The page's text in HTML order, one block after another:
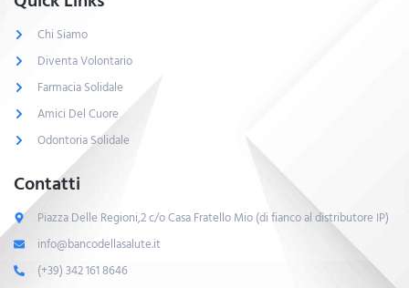
Chi Siamo
Diventa Volontario
Farmacia Solidale
Amici Del Cuore
Odontoria Solidale
Contatti
Piazza Delle Regioni,2 c/o Casa Fratello Mio (di fianco al distributore IP)
info@bancodellasalute.it
(+39) 342 161 8646